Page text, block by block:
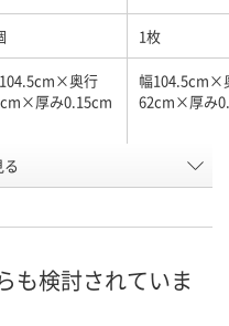
1枚
奥行
厚み0.15cm
幅104.5cm×
62cm×厚み
ーンマット付/
オレフィン
グリーンマ
再生塩ビ
品 あり
も検討されていま